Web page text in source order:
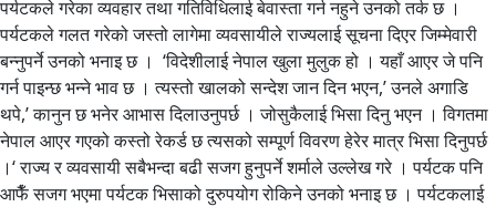
पर्यटकले गरेका व्यवहार तथा गतिविधिलाई बेवास्ता गर्न नहुने उनको तर्क छ ।
पर्यटकले गलत गरेको जस्तो लागेमा व्यवसायीले राज्यलाई सूचना दिएर जिम्मेवारी
बन्नुपर्ने उनको भनाइ छ । ‘विदेशीलाई नेपाल खुला मुलुक हो । यहाँ आएर जे पनि
गर्न पाइन्छ भन्ने भाव छ । त्यस्तो खालको सन्देश जान दिन भएन,’ उनले अगाडि
थपे,’ कानुन छ भनेर आभास दिलाउनुपर्छ । जोसुकैलाई भिसा दिनु भएन । विगतमा
नेपाल आएर गएको कस्तो रेकर्ड छ त्यसको सम्पूर्ण विवरण हेरेर मात्र भिसा दिनुपर्छ
।‘ राज्य र व्यवसायी सबैभन्दा बढी सजग हुनुपर्ने शर्माले उल्लेख गरे । पर्यटक पनि
आफैँ सजग भएमा पर्यटक भिसाको दुरुपयोग रोकिने उनको भनाइ छ । पर्यटकलाई